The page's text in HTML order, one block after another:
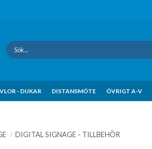
- DUKAR DISTANSMÖTE ÖVRIGT A-V
DIGITAL SIGNAGE - TILLBEHÖR